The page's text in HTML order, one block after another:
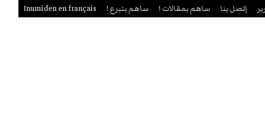
إتصل بنا ساهم بمقالات ! ساهم بتبرع ! Inumiden en français